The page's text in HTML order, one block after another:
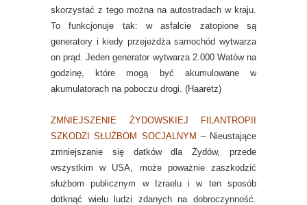
skorzystać z tego można na autostradach w kraju.
To funkcjonuje tak: w asfalcie zatopione są
generatory i kiedy przejeżdża samochód wytwarza
on prąd. Jeden generator wytwarza 2.000 Watów na
godzinę, które mogą być akumulowane w
akumulatorach na poboczu drogi. (Haaretz)
ZMNIEJSZENIE ŻYDOWSKIEJ FILANTROPII
SZKODZI SŁUŻBOM SOCJALNYM – Nieustające
zmniejszanie się datków dla Żydów, przede
wszystkim w USA, może poważnie zaszkodzić
służbom publicznym w Izraelu i w ten sposób
dotknąć wielu ludzi zdanych na dobroczynność.